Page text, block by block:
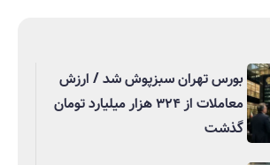
بورس تهران سبزپوش شد / ارزش
معاملات از ۳۲۴ هزار میلیارد تومان
گذشت